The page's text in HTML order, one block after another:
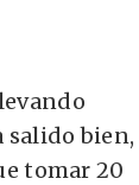
salido bien,
tomar 20